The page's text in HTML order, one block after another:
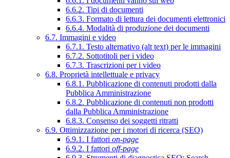
6.6.2. Tipi di documenti
6.6.3. Formato di lettura dei documenti elettronici
6.6.4. Modalità di produzione dei documenti
6.7. Immagini e video
6.7.1. Testo alternativo (alt text) per le immagini
6.7.2. Sottotitoli per i video
6.7.3. Trascrizioni per i video
6.8. Proprietà intellettuale e privacy
6.8.1. Pubblicazione di contenuti prodotti dalla
Pubblica Amministrazione
6.8.2. Pubblicazione di contenuti non prodotti
dalla Pubblica Amministrazione
6.8.3. Consenso dei soggetti ritratti
6.9. Ottimizzazione per i motori di ricerca (SEO)
6.9.1. I fattori on-page
6.9.2. I fattori off-page